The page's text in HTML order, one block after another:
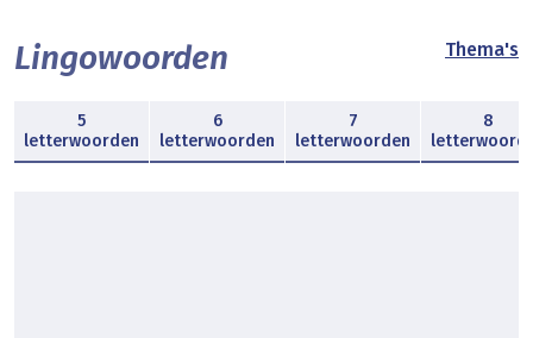
Lingowoorden Thema's
5
letterwoorden
6
letterwoorden
7
letterwoorden
8